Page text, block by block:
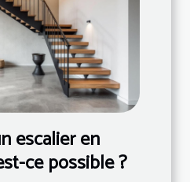
escalier en
ce possible ?